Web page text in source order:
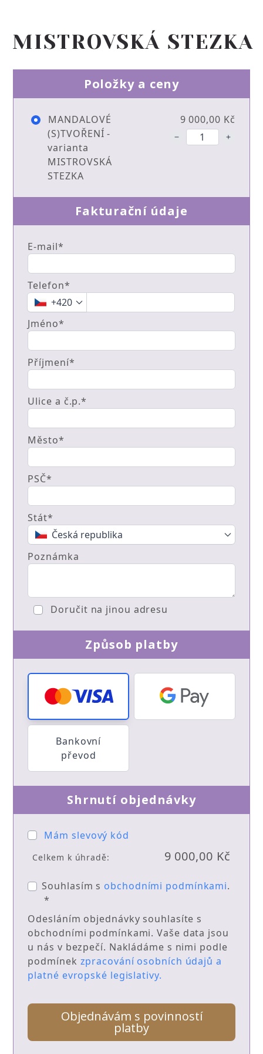
MISTROVSKÁ STEZKA
Položky a ceny
MANDALOVÉ
(S)TVOŘENÍ -
varianta
MISTROVSKÁ
STEZKA
9 000,00 Kč
Fakturační údaje
E-mail*
Telefon*
+420
Jméno*
Příjmení*
Ulice a č.p.*
Město*
PSČ*
Stát*
Česká republika
Poznámka
Doručit na jinou adresu
Způsob platby
Bankovní
převod
Shrnutí objednávky
Mám slevový kód
Celkem k úhradě: 9 000,00 Kč
Souhlasím s obchodními podmínkami.
*
Odesláním objednávky souhlasíte s
obchodními podmínkami. Vaše data jsou
u nás v bezpečí. Nakládáme s nimi podle
podmínek zpracování osobních údajů a
platné evropské legislativy.
Objednávám s povinností
platby